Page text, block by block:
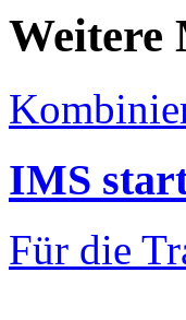
Weitere
IMS
Für die